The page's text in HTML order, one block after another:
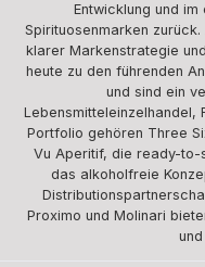
Entwicklung und
Spirituosenmarken
klarer Markenstrategie
heute zu den führenden
und sind ein
Lebensmitteleinzelhandel,
Portfolio gehören Three
Vu Aperitif, die ready-to-
das alkoholfreie
Proximo und Molinari